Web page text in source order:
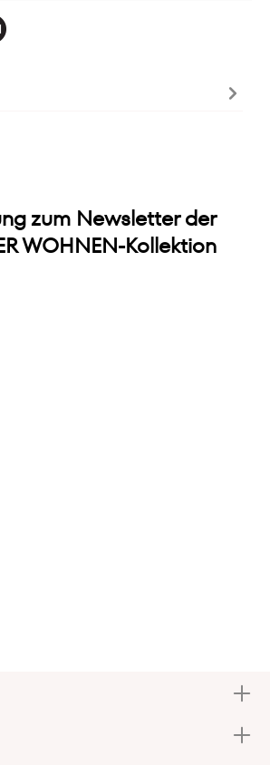
zum Newsletter der
WOHNEN-Kollektion